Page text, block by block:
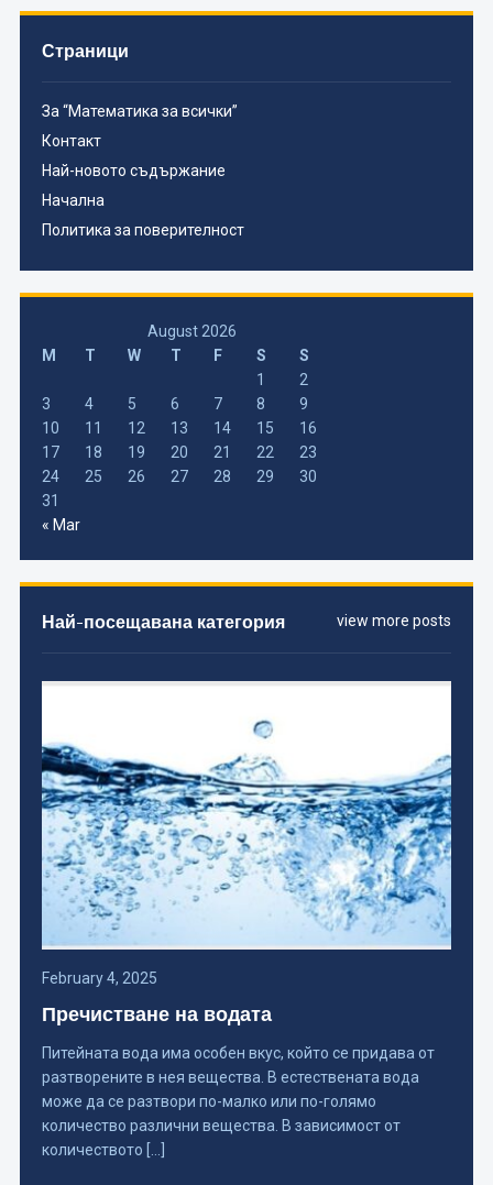
Страници
За “Математика за всички”
Контакт
Най-новото съдържание
Начална
Политика за поверителност
August 2026
M
T W T F S
S
1
2
3
4 5 6 7 8
9
10
11 12 13 14 15
16
17
18 19 20 21 22
23
24
25 26 27 28 29
30
31
« Mar
view more posts
Най-посещавана категория
February 4, 2025
Пречистване на водата
Питейната вода има особен вкус, който се придава от
разтворените в нея вещества. В естествената вода
може да се разтвори по-малко или по-голямо
количество различни вещества. В зависимост от
количеството […]